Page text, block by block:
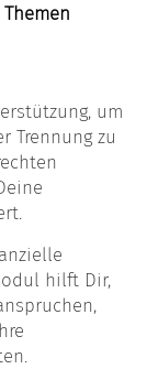
um
Trennung zu
hilft Dir,